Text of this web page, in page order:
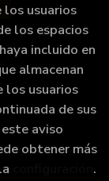
los Derechos
usuarios
los espacios
incluido en
almacenan
los usuarios
de sus
aviso
obtener más
.